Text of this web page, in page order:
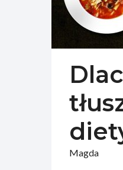
Magda